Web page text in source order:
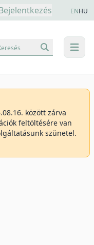
ENHU
menu
között zárva
feltöltésére van
szünetel.